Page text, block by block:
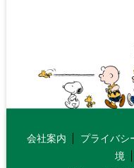
会社案内 プライバシ
境